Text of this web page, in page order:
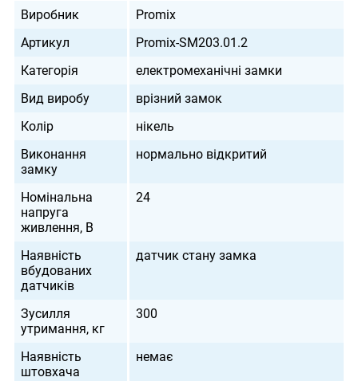
Виробник
Promix
Артикул
Promix-SM203.01.2
Категорія
електромеханічні замки
Вид виробу
врізний замок
Колір
нікель
Виконання
замку
нормально відкритий
Номінальна
напруга
живлення, В
24
Наявність
вбудованих
датчиків
датчик стану замка
Зусилля
утримання, кг
300
Наявність
штовхача
немає